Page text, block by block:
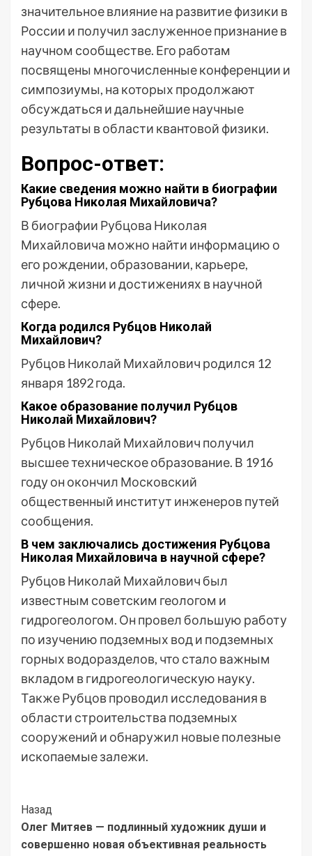
значительное влияние на развитие физики в
России и получил заслуженное признание в
научном сообществе. Его работам
посвящены многочисленные конференции и
симпозиумы, на которых продолжают
обсуждаться и дальнейшие научные
результаты в области квантовой физики.
Вопрос-ответ:
Какие сведения можно найти в биографии
Рубцова Николая Михайловича?
В биографии Рубцова Николая
Михайловича можно найти информацию о
его рождении, образовании, карьере,
личной жизни и достижениях в научной
сфере.
Когда родился Рубцов Николай
Михайлович?
Рубцов Николай Михайлович родился 12
января 1892 года.
Какое образование получил Рубцов
Николай Михайлович?
Рубцов Николай Михайлович получил
высшее техническое образование. В 1916
году он окончил Московский
общественный институт инженеров путей
сообщения.
В чем заключались достижения Рубцова
Николая Михайловича в научной сфере?
Рубцов Николай Михайлович был
известным советским геологом и
гидрогеологом. Он провел большую работу
по изучению подземных вод и подземных
горных водоразделов, что стало важным
вкладом в гидрогеологическую науку.
Также Рубцов проводил исследования в
области строительства подземных
сооружений и обнаружил новые полезные
ископаемые залежи.
Post
Navigation
Назад
Олег Митяев — подлинный художник души и
совершенно новая объективная реальность